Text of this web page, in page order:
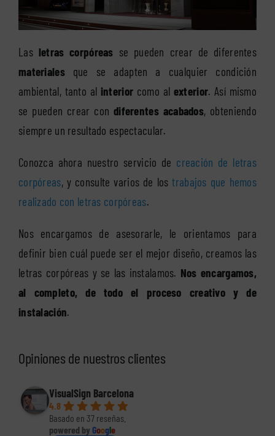
Las letras corpóreas se pueden crear de diferentes
materialesque se adapten a cualquier condición
ambiental, tanto al interior como al exterior. Así mismo
se pueden crear condiferentes acabados, obteniendo
siempre un resultado espectacular.
Conozca ahora nuestro servicio de creación de letras
corpóreas, y consulte varios de lostrabajos que hemos
realizado con letras corpóreas.
Nos encargamos de asesorarle, le orientamos para
definir bien cuál puede ser el mejor diseño, creamos las
letras corpóreas y se las instalamos. Nos encargamos,
al completo, de todo el proceso creativo y de
instalación.
Opiniones de nuestros clientes
VisualSign Barcelona
4.8
Basado en 37 reseñas.
powered by Google